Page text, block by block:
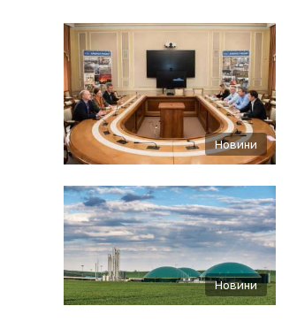
Новини
Новини